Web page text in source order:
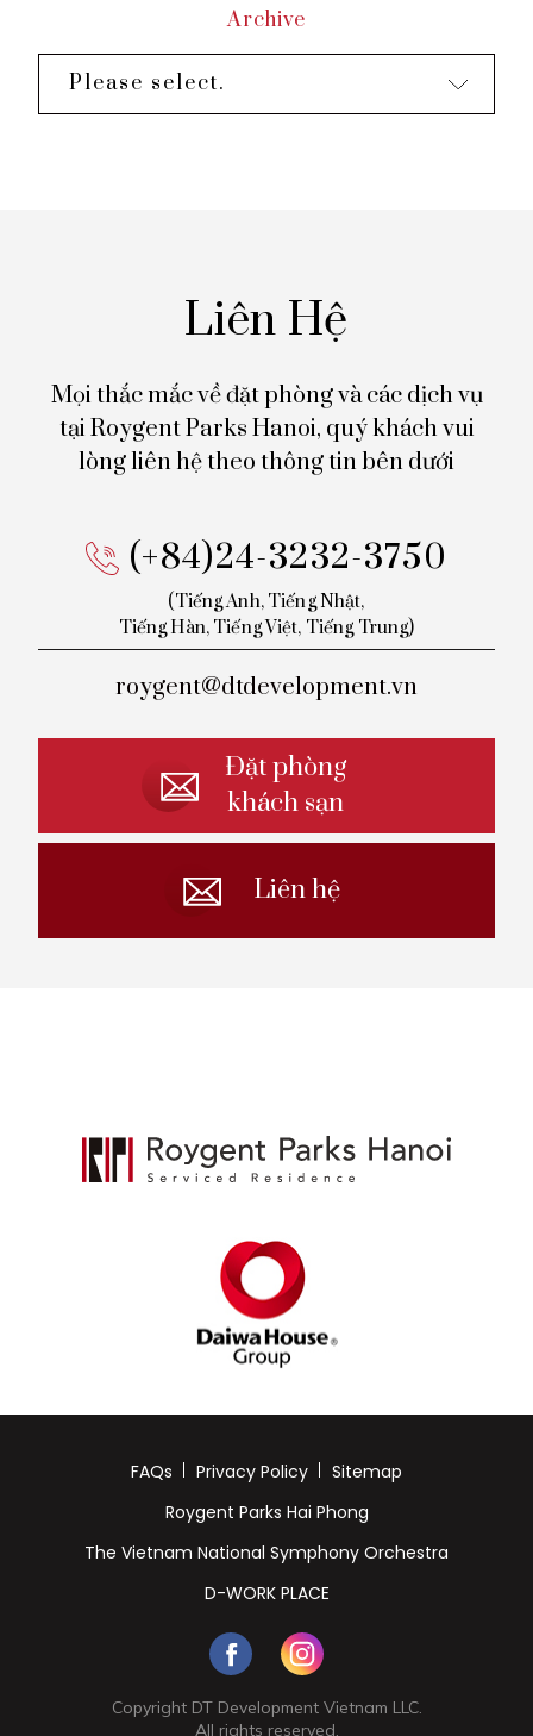
Archive
Please select.
Liên Hệ
Mọi thắc mắc về đặt phòng và các dịch vụ
tại Roygent Parks Hanoi, quý khách vui
lòng liên hệ theo thông tin bên dưới
(+84)24-3232-3750
(Tiếng Anh, Tiếng Nhật,
TiếngHàn, Tiếng Việt, Tiếng Trung)
roygent@dtdevelopment.vn
Đặt phòng
khách sạn
Liên hệ
FAQs Privacy Policy
Sitemap
Roygent Parks Hai Phong
The Vietnam National Symphony Orchestra
D-WORK PLACE
Copyright DT Development Vietnam LLC.
All rights reserved.